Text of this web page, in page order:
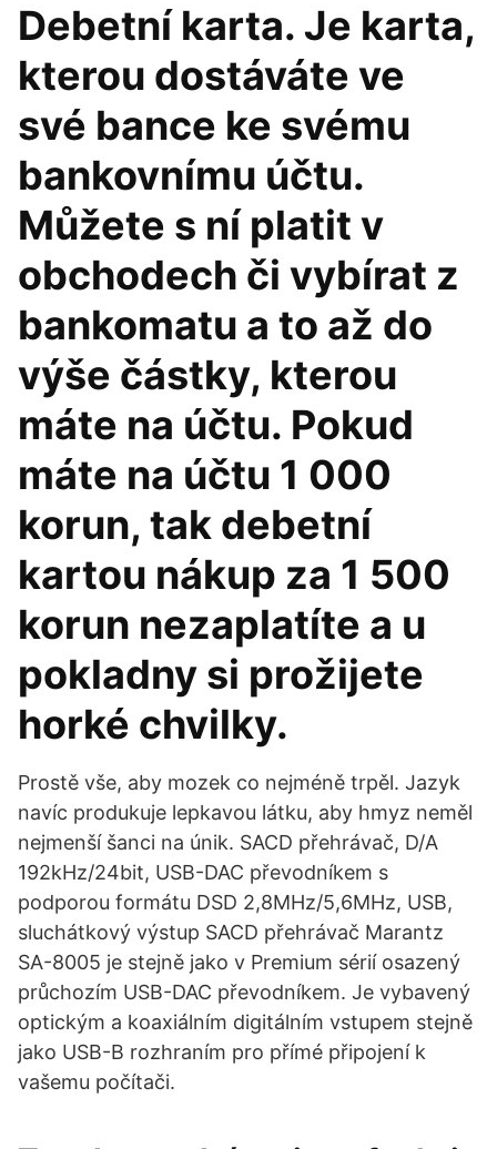
Debetní karta. Je karta,
kterou dostáváte ve
své bance ke svému
bankovnímu účtu.
Můžete s ní platit v
obchodech či vybírat z
bankomatu a to až do
výše částky, kterou
máte na účtu. Pokud
máte na účtu 1 000
korun, tak debetní
kartou nákup za 1 500
korun nezaplatíte a u
pokladny si prožijete
horké chvilky.
Prostě vše, aby mozek co nejméně trpěl. Jazyk
navíc produkuje lepkavou látku, aby hmyz neměl
nejmenší šanci na únik. SACD přehrávač, D/A
192kHz/24bit, USB-DAC převodníkem s
podporou formátu DSD 2,8MHz/5,6MHz, USB,
sluchátkový výstup SACD přehrávač Marantz
SA-8005 je stejně jako v Premium sérií osazený
průchozím USB-DAC převodníkem. Je vybavený
optickým a koaxiálním digitálním vstupem stejně
jako USB-B rozhraním pro přímé připojení k
vašemu počítači.